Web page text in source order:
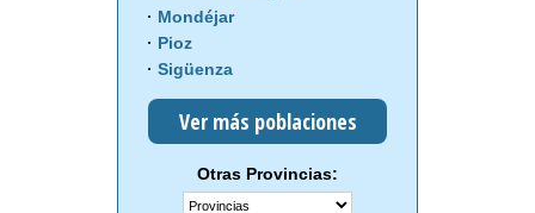
Mondéjar
Pioz
Sigüenza
Ver más poblaciones
Otras Provincias: